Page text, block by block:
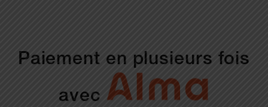
Paiement en plusieurs fois
avec